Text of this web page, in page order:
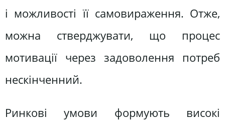
і можливості її самовираження. Отже,
можна стверджувати, що процес
мотивації через задоволення потреб
нескінченний.
Ринкові умови формують високі